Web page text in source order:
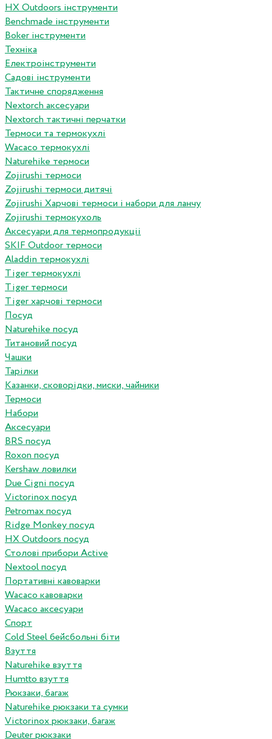
HX Outdoors інструменти
Benchmade інструменти
Boker інструменти
Техніка
Електроінструменти
Садові інструменти
Тактичне спорядження
Nextorch аксесуари
Nextorch тактичні перчатки
Термоси та термокухлі
Wacaco термокухлі
Naturehike термоси
Zojirushi термоси
Zojirushi термоси дитячі
Zojirushi Харчові термоси і набори для ланчу
Zojirushi термокухоль
Аксесуари для термопродукціі
SKIF Outdoor термоси
Aladdin термокухлі
Tiger термокухлі
Tiger термоси
Tiger харчові термоси
Посуд
Naturehike посуд
Титановий посуд
Чашки
Тарілки
Казанки, сковорідки, миски, чайники
Термоси
Набори
Аксесуари
BRS посуд
Roxon посуд
Kershaw ловилки
Due Cigni посуд
Victorinox посуд
Petromax посуд
Ridge Monkey посуд
HX Outdoors посуд
Столові прибори Active
Nextool посуд
Портативні кавоварки
Wacaco кавоварки
Wacaco аксесуари
Спорт
Cold Steel бейсбольні біти
Взуття
Naturehike взуття
Humtto взуття
Рюкзаки, багаж
Naturehike рюкзаки та сумки
Victorinox рюкзаки, багаж
Deuter рюкзаки